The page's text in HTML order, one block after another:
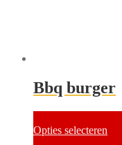
Bbq burger
Opties selecteren